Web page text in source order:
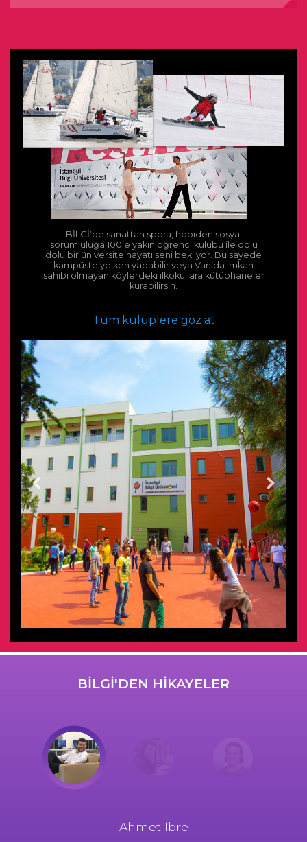
BİLGİ’de sanattan spora, hobiden sosyal
sorumluluğa 100’e yakın öğrenci kulübü ile dolu
dolu bir üniversite hayatı seni bekliyor. Bu sayede
kampüste yelken yapabilir veya Van’da imkan
sahibi olmayan köylerdeki ilkokullara kütüphaneler
kurabilirsin.
Tüm kulüplere göz at
BİLGİ'DEN HİKAYELER
Ahmet İbre